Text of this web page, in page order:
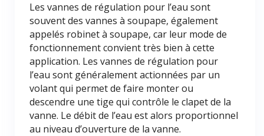
Les vannes de régulation pour l’eau sont
souvent des vannes à soupape, également
appelés robinet à soupape, car leur mode de
fonctionnement convient très bien à cette
application. Les vannes de régulation pour
l’eau sont généralement actionnées par un
volant qui permet de faire monter ou
descendre une tige qui contrôle le clapet de la
vanne. Le débit de l’eau est alors proportionnel
au niveau d’ouverture de la vanne.